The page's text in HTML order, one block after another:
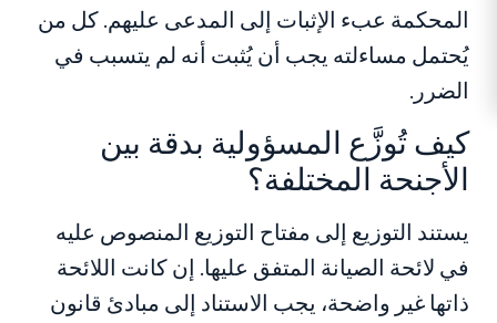
المحكمة عبء الإثبات إلى المدعى عليهم. كل من
يُحتمل مساءلته يجب أن يُثبت أنه لم يتسبب في
الضرر.
كيف تُوزَّع المسؤولية بدقة بين
الأجنحة المختلفة؟
يستند التوزيع إلى مفتاح التوزيع المنصوص عليه
في لائحة الصيانة المتفق عليها. إن كانت اللائحة
ذاتها غير واضحة، يجب الاستناد إلى مبادئ قانون